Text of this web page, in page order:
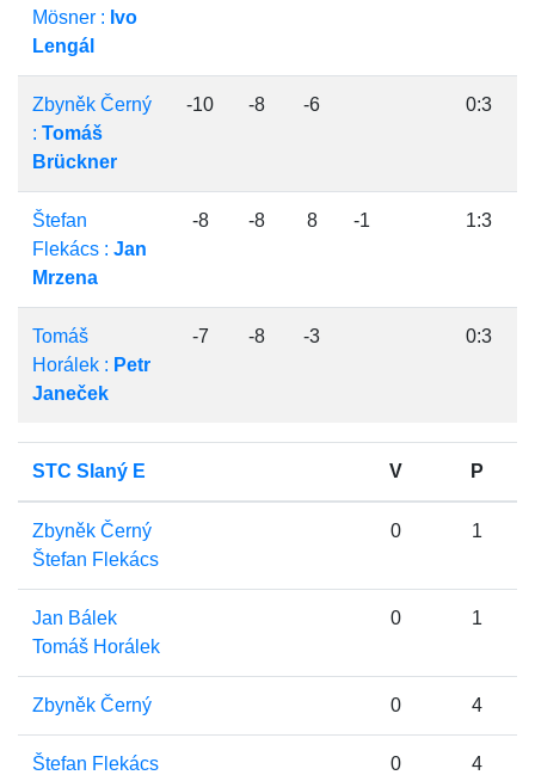
Mösner : Ivo
Lengál
Zbyněk Černý
: Tomáš
Brückner
-10 -8 -6 0:3
Štefan
Flekács : Jan
Mrzena
-8 -8 8 -1 1:3
Tomáš
Horálek : Petr
Janeček
-7 -8 -3 0:3
STC Slaný E V P
Zbyněk Černý
Štefan Flekács
0 1
Jan Bálek
Tomáš Horálek
0 1
Zbyněk Černý 0 4
Štefan Flekács 0 4